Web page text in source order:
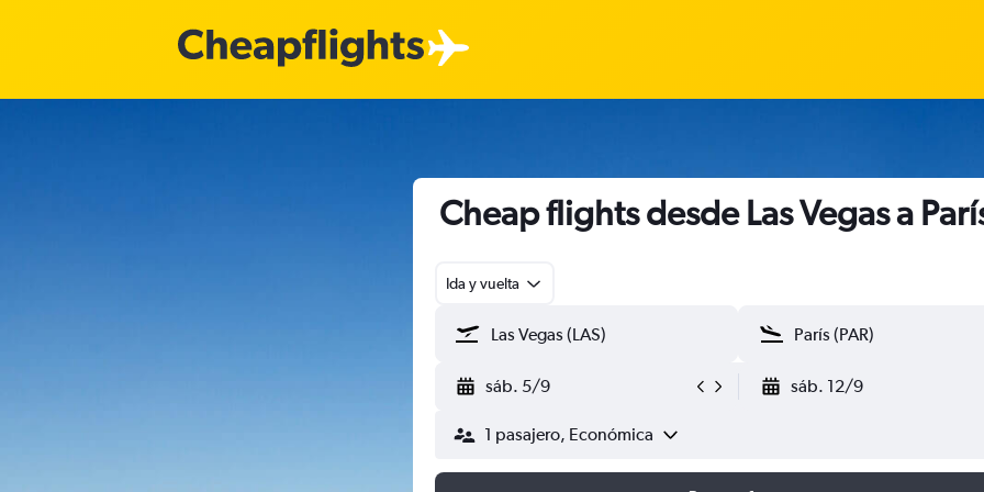
Cheap flights desde Las Vegas a
Ida y vuelta
sáb. 5/9 sáb. 12/9
1 pasajero, Económica